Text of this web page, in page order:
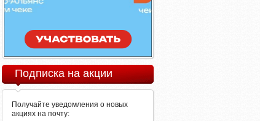
Подписка на акции
Получайте уведомления о новых
акциях на почту: